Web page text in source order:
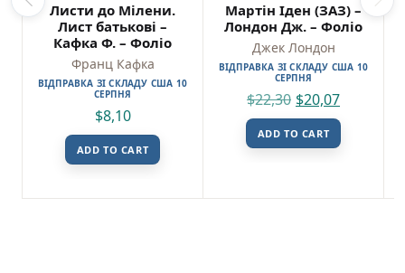
Листи до Мілени.
Лист батькові –
Кафка Ф. – Фоліо
Франц Кафка
ВІДПРАВКА ЗІ СКЛАДУ США 10
СЕРПНЯ
$8,10
ADD TO CART
Мартін Іден (ЗАЗ) –
Лондон Дж. – Фоліо
Джек Лондон
ВІДПРАВКА ЗІ СКЛАДУ США 10
СЕРПНЯ
$22,30 $20,07
ADD TO CART